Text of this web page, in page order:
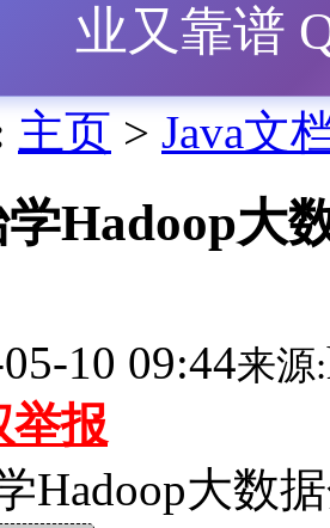
业又靠谱
主页 > Java文
Hadoop大
10 09:44来源:
举报
Hadoop大数